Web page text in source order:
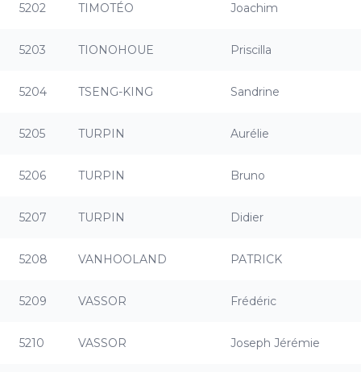
5202 TIMOTÉO Joachim
5203 TIONOHOUE Priscilla
5204 TSENG-KING Sandrine
5205 TURPIN Aurélie
5206 TURPIN Bruno
5207 TURPIN Didier
5208 VANHOOLAND PATRICK
5209 VASSOR Frédéric
5210 VASSOR Joseph Jérémie